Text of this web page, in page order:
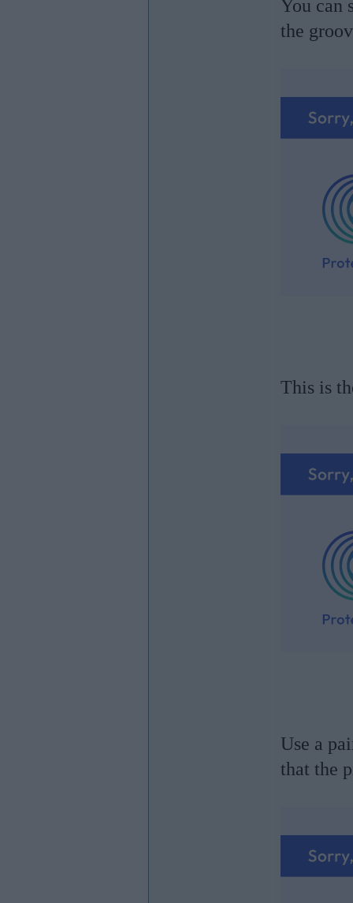
You can
the
This is
Use a
that the